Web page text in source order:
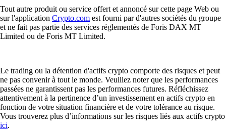
Tout autre produit ou service offert et annoncé sur cette page Web ou
sur l'application Crypto.com est fourni par d'autres sociétés du groupe
et ne fait pas partie des services réglementés de Foris DAX MT
Limited ou de Foris MT Limited.
Le trading ou la détention d'actifs crypto comporte des risques et peut
ne pas convenir à tout le monde. Veuillez noter que les performances
passées ne garantissent pas les performances futures. Réfléchissez
attentivement à la pertinence d’un investissement en actifs crypto en
fonction de votre situation financière et de votre tolérance au risque.
Vous trouverez plus d’informations sur les risques liés aux actifs crypto
ici.